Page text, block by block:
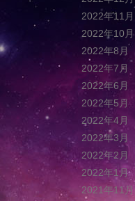
2022年11月
2022年10月
2022年8月
2022年7月
2022年6月
2022年5月
2022年4月
2022年3月
2022年2月
2022年1月
2021年11月